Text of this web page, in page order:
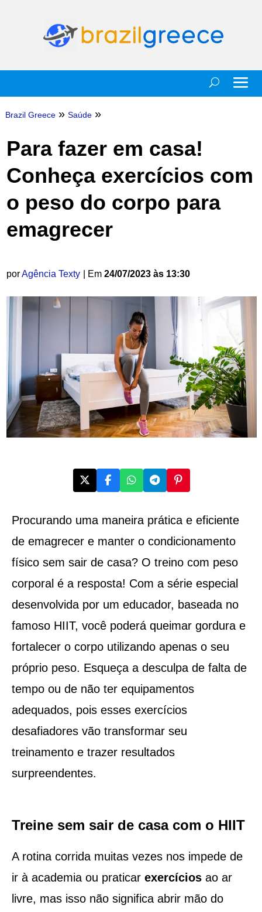
Brazil Greece » Saúde »
Para fazer em casa!
Conheça exercícios com
o peso do corpo para
emagrecer
porAgência Texty | Em 24/07/2023 às 13:30
Procurando uma maneira prática e eficiente
de emagrecer e manter o condicionamento
físico sem sair de casa? O treino com peso
corporal é a resposta! Com a série especial
desenvolvida por um educador, baseada no
famoso HIIT, você poderá queimar gordura e
fortalecer o corpo utilizando apenas o seu
próprio peso. Esqueça a desculpa de falta de
tempo ou de não ter equipamentos
adequados, pois esses exercícios
desafiadores vão transformar seu
treinamento e trazer resultados
surpreendentes.
Treine sem sair de casa com o HIIT
A rotina corrida muitas vezes nos impede de
ir à academia ou praticar exercíciosao ar
livre, mas isso não significa abrir mão do